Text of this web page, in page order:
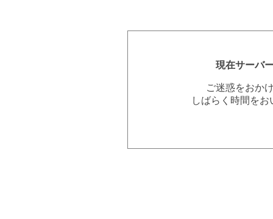
現在サーバ
ご迷惑をおか
しばらく時間を